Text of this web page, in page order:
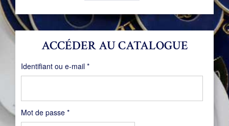
ACCÉDER AU CATALOGUE
Identifiant ou e-mail *Obligatoire
Mot de passe *Obligatoire